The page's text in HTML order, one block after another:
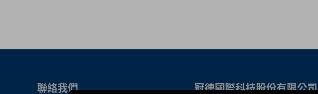
聯絡我們 冠德國際科技股份有限公司